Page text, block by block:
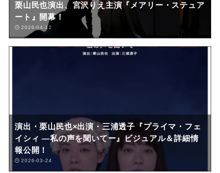
栗山民也演出、宮沢りえ主演『メアリー・ステュア
ート』開幕！
2026-04-12
演出・栗山民也×出演・三浦透子『プライマ・フェ
イシィ ―私の声を聞いてー』ビジュアル＆詳細情
報公開！
2026-03-24